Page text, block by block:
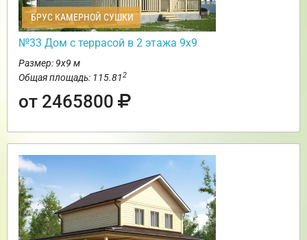
БРУС КАМЕРНОЙ СУШКИ
№33 Дом с террасой в 2 этажа 9х9
Размер: 9х9 м
Общая площадь: 115.812
от 2465800